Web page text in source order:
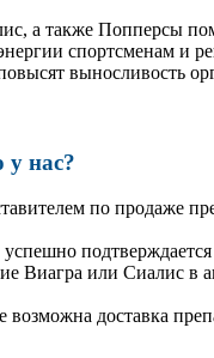
а также Попперсы
спортсменам и
выносливость
нас?
по продаже
Виагра или Сиалис в
доставка